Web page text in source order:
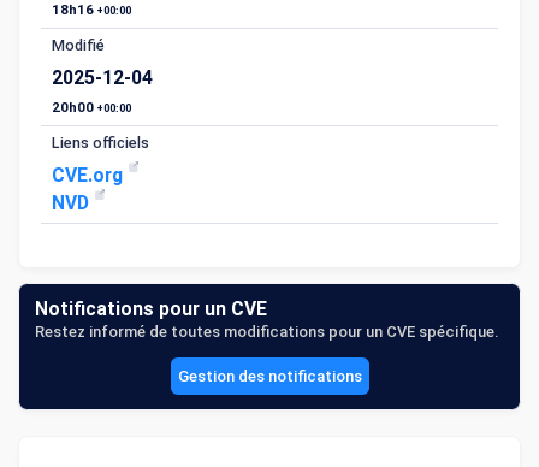
18h16 +00:00
Modifié
2025-12-04
20h00 +00:00
Liens officiels
CVE.org
NVD
Notifications pour un CVE
Restez informé de toutes modifications pour un CVE spécifique.
Gestion des notifications